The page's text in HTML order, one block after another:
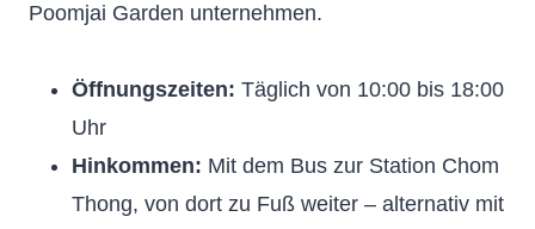
Poomjai Garden unternehmen.
Öffnungszeiten: Täglich von 10:00 bis 18:00
Uhr
Hinkommen: Mit dem Bus zur Station Chom
Thong, von dort zu Fuß weiter – alternativ mit